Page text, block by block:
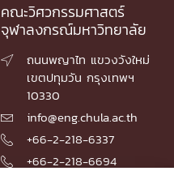
คณะวิศวกรรมศาสตร์
จุฬาลงกรณ์มหาวิทยาลัย

ถนนพญาไท แขวงวังใหม่
เขตปทุมวัน กรุงเทพฯ
10330
 info@eng.chula.ac.th
 +66-2-218-6337
 +66-2-218-6694